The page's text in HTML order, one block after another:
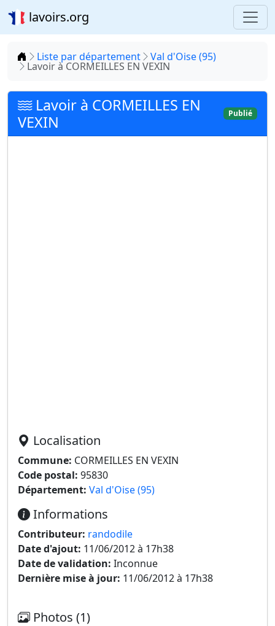
lavoirs.org
Accueil
Liste par département Val d'Oise (95)
Lavoir à CORMEILLES EN VEXIN
Lavoir à CORMEILLES EN
VEXIN
Publié
Localisation
Commune: CORMEILLES EN VEXIN
Code postal: 95830
Département: Val d'Oise (95)
Informations
Contributeur: randodile
Date d'ajout: 11/06/2012 à 17h38
Date de validation: Inconnue
Dernière mise à jour: 11/06/2012 à 17h38
Photos (1)